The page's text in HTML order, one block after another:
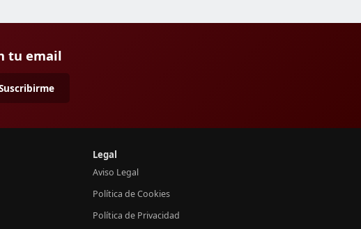
tu email
Legal
Aviso Legal
Política de Cookies
Política de Privacidad